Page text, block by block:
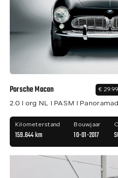
Porsche Macan €
2.0 I org NL I PASM I
Kilometerstand
159.644 km
Bouwjaar
10-01-2017